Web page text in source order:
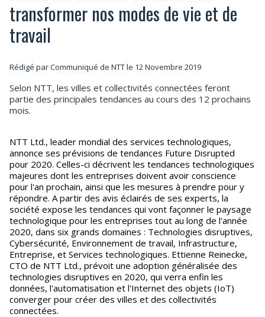
transformer nos modes de vie et de
travail
Rédigé par Communiqué de NTT le 12 Novembre 2019
Selon NTT, les villes et collectivités connectées feront
partie des principales tendances au cours des 12 prochains
mois.
NTT Ltd., leader mondial des services technologiques,
annonce ses prévisions de tendances Future Disrupted
pour 2020. Celles-ci décrivent les tendances technologiques
majeures dont les entreprises doivent avoir conscience
pour l'an prochain, ainsi que les mesures à prendre pour y
répondre. A partir des avis éclairés de ses experts, la
société expose les tendances qui vont façonner le paysage
technologique pour les entreprises tout au long de l'année
2020, dans six grands domaines : Technologies disruptives,
Cybersécurité, Environnement de travail, Infrastructure,
Entreprise, et Services technologiques. Ettienne Reinecke,
CTO de NTT Ltd., prévoit une adoption généralisée des
technologies disruptives en 2020, qui verra enfin les
données, l'automatisation et l'Internet des objets (IoT)
converger pour créer des villes et des collectivités
connectées.